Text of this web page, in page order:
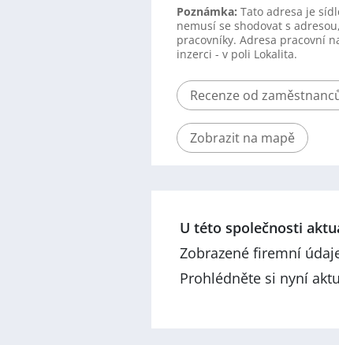
Poznámka: Tato adresa je
nemusí se shodovat s
pracovníky. Adresa pracovní
inzerci - v poli Lokalita.
Recenze od
Zobrazit na mapě
U této společnosti
Zobrazené firemní
Prohlédněte si nyní